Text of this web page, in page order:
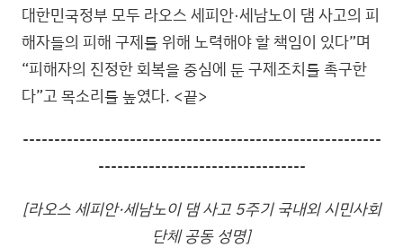
대한민국정부 모두 라오스 세피안·세남노이 댐 사고의 피
해자들의 피해 구제를 위해 노력해야 할 책임이 있다”며
“피해자의 진정한 회복을 중심에 둔 구제조치를 촉구한
다”고 목소리를 높였다. <끝>
---------------------------------------------------------
---------------------------------
[라오스 세피안·세남노이 댐 사고 5주기 국내외 시민사회
단체 공동 성명]